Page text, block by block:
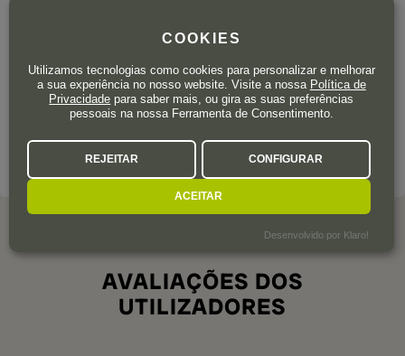
descobriu a sua vocação ainda em criança, no seio de uma
família de viticultores de Monção, uma pequena aldeia situada
entre a Galiza e Portugal.
SOBRE A ADEGA
AVALIAÇÕES DOS
UTILIZADORES
COOKIES
Utilizamos tecnologias como cookies para personalizar e melhorar
a sua experiência no nosso website. Visite a nossa Política de
Privacidade para saber mais, ou gira as suas preferências
pessoais na nossa Ferramenta de Consentimento.
REJEITAR CONFIGURAR
ACEITAR
Desenvolvido por Klaro!